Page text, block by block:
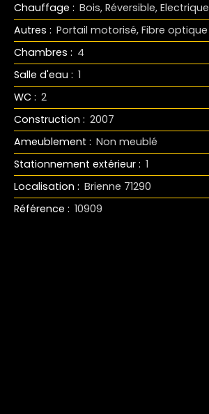
Chauffage : Bois, Réversible, Electrique
Autres : Portail motorisé, Fibre optique
Chambres : 4
Salle d'eau : 1
WC : 2
Construction : 2007
Ameublement : Non meublé
Stationnement extérieur : 1
Localisation : Brienne 71290
Référence : 10909